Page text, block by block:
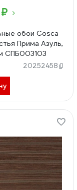
обои Cosca
Прима Азуль,
СПБ003103
20252458